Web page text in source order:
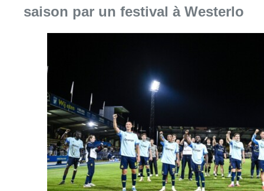
saison par un festival à Westerlo